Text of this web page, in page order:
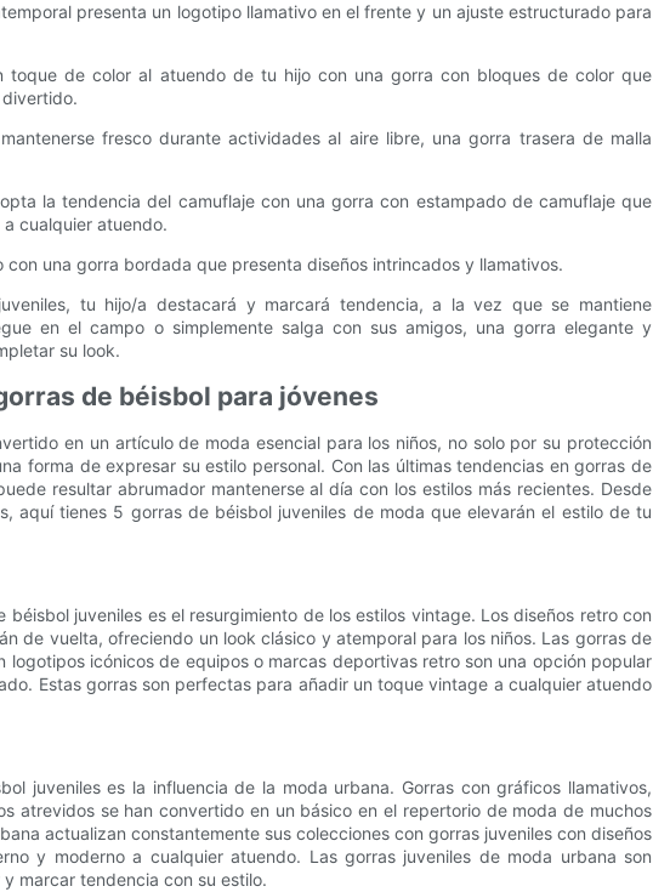
presenta un logotipo llamativo en el frente y un ajuste estructurado para
toque de color al atuendo de tu hijo con una gorra con bloques de color que
fresco durante actividades al aire libre, una gorra trasera de malla
la tendencia del camuflaje con una gorra con estampado de camuflaje que
cualquier atuendo.
una gorra bordada que presenta diseños intrincados y llamativos.
tu hijo/a destacará y marcará tendencia, a la vez que se mantiene
en el campo o simplemente salga con sus amigos, una gorra elegante y
su look.
de béisbol para jóvenes
en un artículo de moda esencial para los niños, no solo por su protección
forma de expresar su estilo personal. Con las últimas tendencias en gorras de
resultar abrumador mantenerse al día con los estilos más recientes. Desde
aquí tienes 5 gorras de béisbol juveniles de moda que elevarán el estilo de tu
juveniles es el resurgimiento de los estilos vintage. Los diseños retro con
de vuelta, ofreciendo un look clásico y atemporal para los niños. Las gorras de
logotipos icónicos de equipos o marcas deportivas retro son una opción popular
Estas gorras son perfectas para añadir un toque vintage a cualquier atuendo
juveniles es la influencia de la moda urbana. Gorras con gráficos llamativos,
atrevidos se han convertido en un básico en el repertorio de moda de muchos
actualizan constantemente sus colecciones con gorras juveniles con diseños
y moderno a cualquier atuendo. Las gorras juveniles de moda urbana son
marcar tendencia con su estilo.